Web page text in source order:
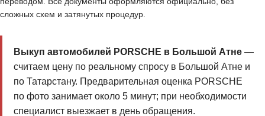
сложных схем и затянутых процедур.
Выкуп автомобилей PORSCHE в Большой Атне—
считаем цену по реальному спросу в Большой Атне и
по Татарстану. Предварительная оценка PORSCHE
по фото занимает около 5 минут; при необходимости
специалист выезжает в день обращения.